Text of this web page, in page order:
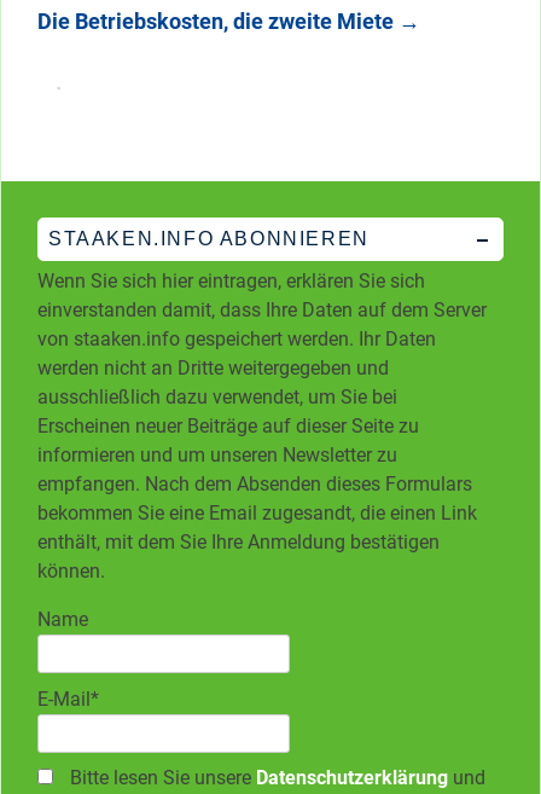
Die Betriebskosten, die zweite Miete →
STAAKEN.INFO ABONNIEREN
Wenn Sie sich hier eintragen, erklären Sie sich
einverstanden damit, dass Ihre Daten auf dem Server
von staaken.info gespeichert werden. Ihr Daten
werden nicht an Dritte weitergegeben und
ausschließlich dazu verwendet, um Sie bei
Erscheinen neuer Beiträge auf dieser Seite zu
informieren und um unseren Newsletter zu
empfangen. Nach dem Absenden dieses Formulars
bekommen Sie eine Email zugesandt, die einen Link
enthält, mit dem Sie Ihre Anmeldung bestätigen
können.
Name
E-Mail*
Bitte lesen Sie unsere Datenschutzerklärung und